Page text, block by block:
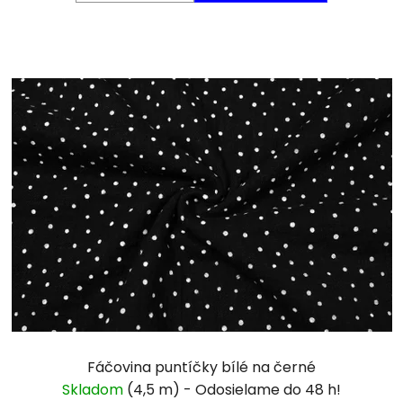
Fáčovina puntíčky bílé na černé
Skladom (4,5 m)